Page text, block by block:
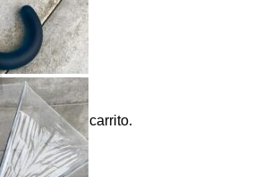
0
en el carrito.
tienda